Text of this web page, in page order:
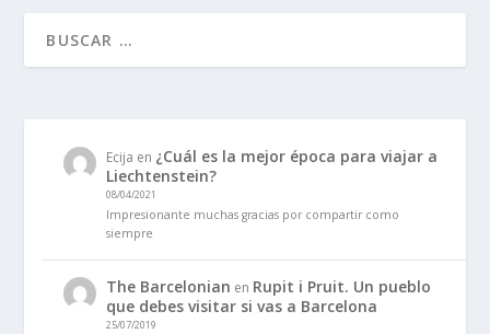
Ecija en ¿Cuál es la mejor época para viajar a
Liechtenstein?
08/04/2021
Impresionante muchas gracias por compartir como
siempre
The Barcelonian en Rupit i Pruit. Un pueblo
que debes visitar si vas a Barcelona
25/07/2019